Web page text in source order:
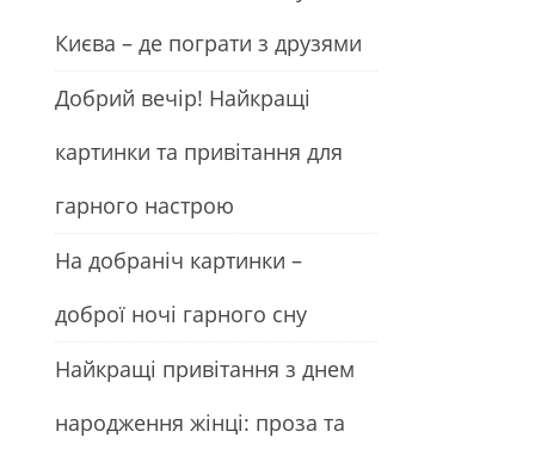
Києва – де пограти з друзями
Добрий вечір! Найкращі
картинки та привітання для
гарного настрою
На добраніч картинки –
доброї ночі гарного сну
Найкращі привітання з днем
народження жінці: проза та